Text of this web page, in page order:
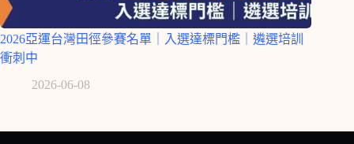
2026亞運台灣田徑參賽名單｜入選達標門檻｜遴選培訓
衝刺中
2026-06-08